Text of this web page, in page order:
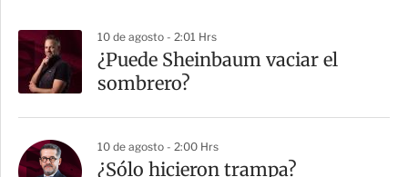
10 de agosto - 2:01 Hrs
¿Puede Sheinbaum vaciar el
sombrero?
10 de agosto - 2:00 Hrs
¿Sólo hicieron trampa?